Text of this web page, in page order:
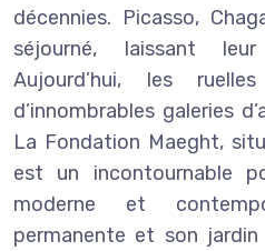
décennies. Picasso,
séjourné, laissant
Aujourd’hui, les
d’innombrables galeries
La Fondation Maeght,
est un incontournable
moderne et
permanente et son